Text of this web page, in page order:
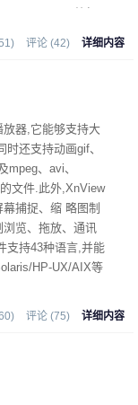
,还可自己制作
预览功能!
评论 (42) 详细内容
器,它能够支持大
还支持动画gif、
mpeg、avi、
文件.此外,XnView
捕捉、缩 略图制
览、拖放、通讯
支持43种语言,并能
HP-UX/AIX等
评论 (75) 详细内容